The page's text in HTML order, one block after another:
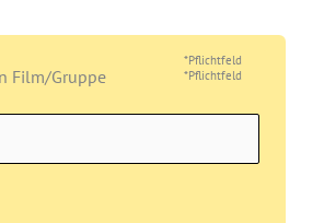
*Pflichtfeld
Film/Gruppe *Pflichtfeld